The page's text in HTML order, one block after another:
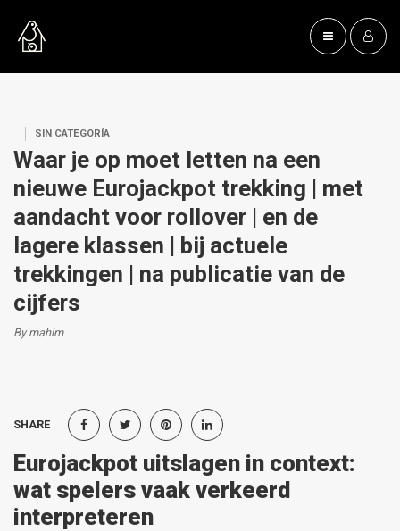
SIN CATEGORÍA
Waar je op moet letten na een
nieuwe Eurojackpot trekking | met
aandacht voor rollover | en de
lagere klassen | bij actuele
trekkingen | na publicatie van de
cijfers
By mahim
SHARE
Eurojackpot uitslagen in context:
wat spelers vaak verkeerd
interpreteren